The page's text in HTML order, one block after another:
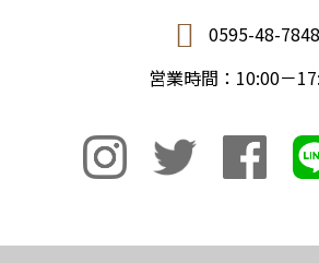
0595-48-7848
営業時間：10:00－